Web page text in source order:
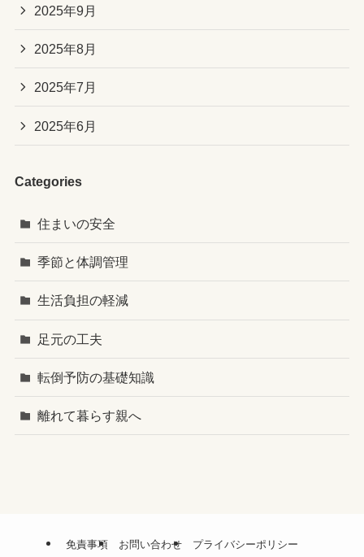
2025年9月
2025年8月
2025年7月
2025年6月
Categories
住まいの安全
季節と体調管理
生活負担の軽減
足元の工夫
転倒予防の基礎知識
離れて暮らす親へ
免責事項 お問い合わせ プライバシーポリシー